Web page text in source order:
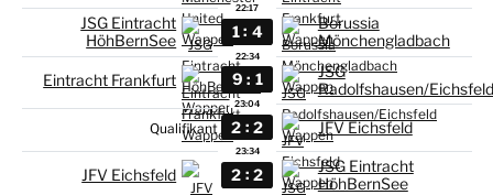
22:17
JSG Eintracht
HöhBernSee
1 : 4
Borussia
Mönchengladbach
22:34
Eintracht Frankfurt 9 : 1
JSG
Radolfshausen/Eichsfeld
23:04
Qualifikant 2 : 2 JFV Eichsfeld
23:34
JFV Eichsfeld 2 : 2
JSG Eintracht
HöhBernSee